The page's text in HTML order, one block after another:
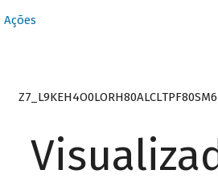
Ações
Z7_L9KEH4O0LORH80ALCLTPF80SM6